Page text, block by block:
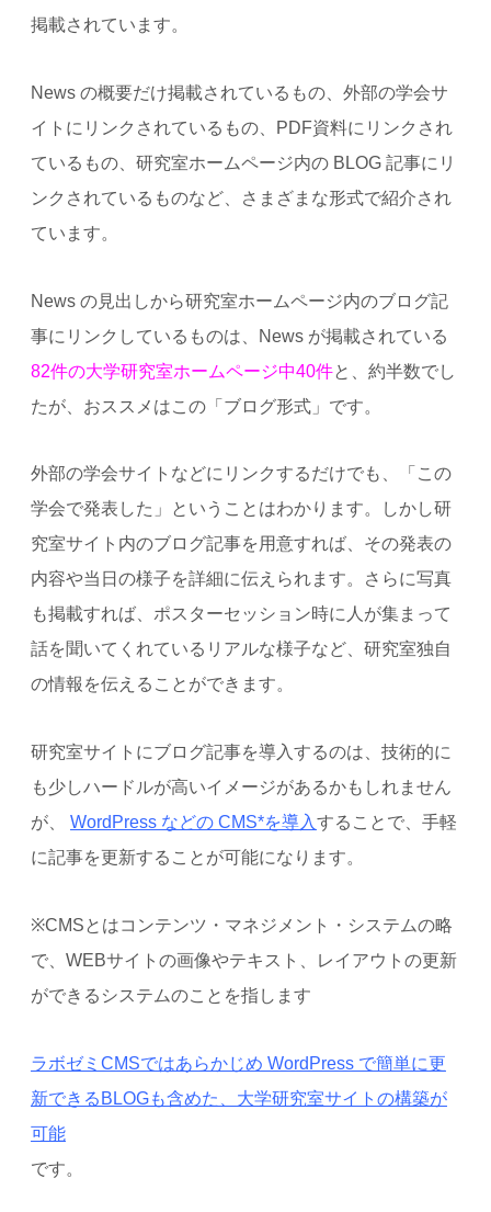
掲載されています。
News の概要だけ掲載されているもの、外部の学会サ
イトにリンクされているもの、PDF資料にリンクされ
ているもの、研究室ホームページ内の BLOG 記事にリ
ンクされているものなど、さまざまな形式で紹介され
ています。
News の見出しから研究室ホームページ内のブログ記
事にリンクしているものは、News が掲載されている
82件の大学研究室ホームページ中40件と、約半数でし
たが、おススメはこの「ブログ形式」です。
外部の学会サイトなどにリンクするだけでも、「この
学会で発表した」ということはわかります。しかし研
究室サイト内のブログ記事を用意すれば、その発表の
内容や当日の様子を詳細に伝えられます。さらに写真
も掲載すれば、ポスターセッション時に人が集まって
話を聞いてくれているリアルな様子など、研究室独自
の情報を伝えることができます。
研究室サイトにブログ記事を導入するのは、技術的に
も少しハードルが高いイメージがあるかもしれません
が、 WordPress などの CMS*を導入することで、手軽
に記事を更新することが可能になります。
※CMSとはコンテンツ・マネジメント・システムの略
で、WEBサイトの画像やテキスト、レイアウトの更新
ができるシステムのことを指します
ラボゼミCMSではあらかじめ WordPress で簡単に更
新できるBLOGも含めた、大学研究室サイトの構築が
可能
です。